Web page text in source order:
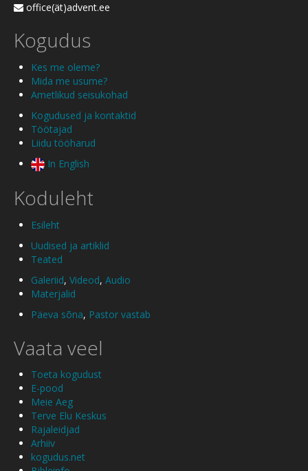
office(ät)advent.ee
Kogudus
Kes me oleme?
Mida me usume?
Ametlikud seisukohad
Kogudused ja kontaktid
Töötajad
Liidu tööharud
In English
Koduleht
Esileht
Uudised ja artiklid
Teated
Galeriid, Videod, Audio
Materjalid
Päeva sõna, Pastor vastab
Vaata veel
Toeta kogudust
E-pood
Meie Aeg
Terve Elu Keskus
Rajaleidjad
Arhiiv
kogudus.net